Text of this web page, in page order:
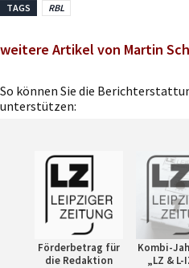
TAGS RBL
weitere Artikel von Martin
So können Sie die
unterstützen:
Förderbetrag für
die Redaktion
Kombi-
„LZ & L-